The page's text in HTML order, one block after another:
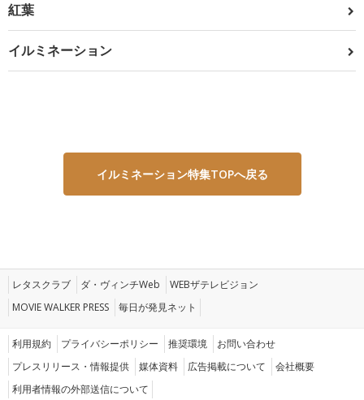
紅葉
イルミネーション
イルミネーション特集TOPへ戻る
レタスクラブ ダ・ヴィンチWeb
WEBザテレビジョン
MOVIE WALKER PRESS
毎日が発見ネット
利用規約 プライバシーポリシー 推奨環境
お問い合わせ
プレスリリース・情報提供
媒体資料 広告掲載について
会社概要
利用者情報の外部送信について